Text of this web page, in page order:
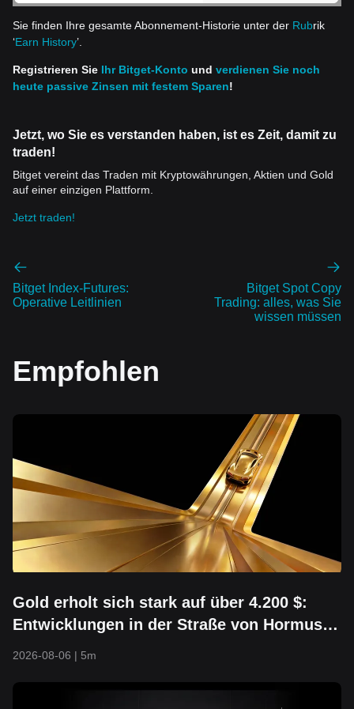
Sie finden Ihre gesamte Abonnement-Historie unter der Rubrik
‘Earn History’.
Registrieren Sie Ihr Bitget-Konto und verdienen Sie noch
heute passive Zinsen mit festem Sparen!
Jetzt, wo Sie es verstanden haben, ist es Zeit, damit zu
traden!
Bitget vereint das Traden mit Kryptowährungen, Aktien und Gold
auf einer einzigen Plattform.
Jetzt traden!
Bitget Index-Futures:
Operative Leitlinien
Bitget Spot Copy
Trading: alles, was Sie
wissen müssen
Empfohlen
Gold erholt sich stark auf über 4.200 $:
Entwicklungen in der Straße von Hormus,
2026-08-06 | 5m